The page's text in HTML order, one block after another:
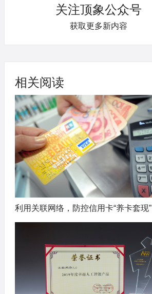
关注顶象公众号
获取更多新内容
相关阅读
利用关联网络，防控信用卡“养卡套现”